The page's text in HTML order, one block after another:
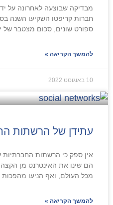
מבדיקה שבוצעה לאחרונה על ידי
חברות קריפטו השקיעו השנה
ספורט שונים, סכום מצטבר של יותר מ-2.4 מיליארד
להמשך הקריאה »
עתידן של הרשתות
אין ספק כי הרשתות החברתיות
הם שינו את האינטרנט מן הקצה
מכל העולם, ואף הניעו מהפכות
להמשך הקריאה »